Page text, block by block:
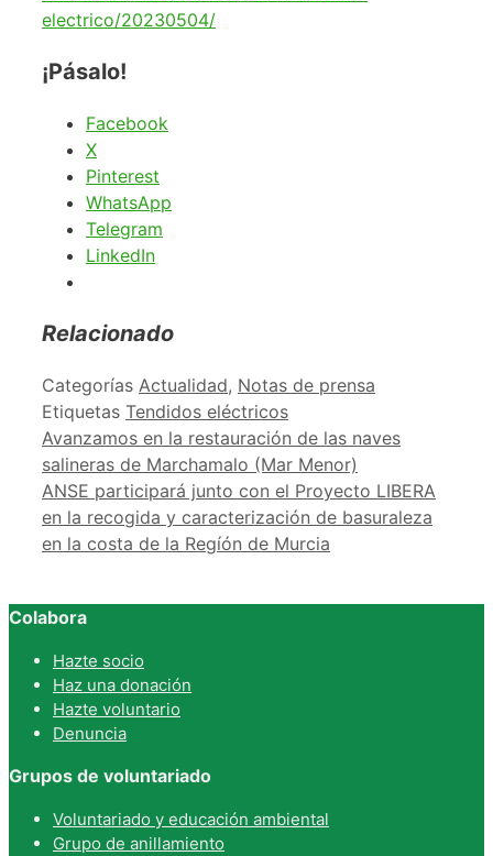
electrico/20230504/
¡Pásalo!
Facebook
X
Pinterest
WhatsApp
Telegram
LinkedIn
Relacionado
Categorías Actualidad, Notas de prensa
Etiquetas Tendidos eléctricos
Avanzamos en la restauración de las naves
salineras de Marchamalo (Mar Menor)
ANSE participará junto con el Proyecto LIBERA
en la recogida y caracterización de basuraleza
en la costa de la Regíón de Murcia
Colabora
Hazte socio
Haz una donación
Hazte voluntario
Denuncia
Grupos de voluntariado
Voluntariado y educación ambiental
Grupo de anillamiento